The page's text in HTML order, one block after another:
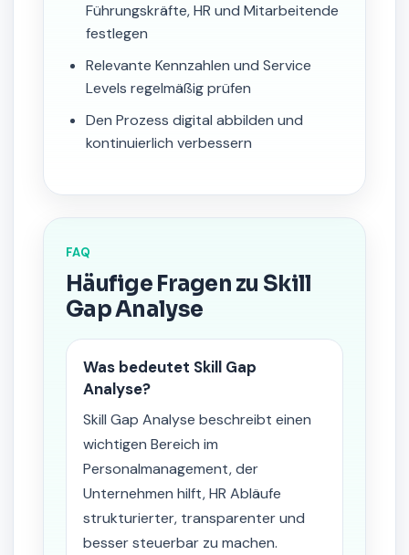
Führungskräfte, HR und Mitarbeitende
festlegen
Relevante Kennzahlen und Service
Levels regelmäßig prüfen
Den Prozess digital abbilden und
kontinuierlich verbessern
FAQ
Häufige Fragen zu Skill
Gap Analyse
Was bedeutet Skill Gap
Analyse?
Skill Gap Analyse beschreibt einen
wichtigen Bereich im
Personalmanagement, der
Unternehmen hilft, HR Abläufe
strukturierter, transparenter und
besser steuerbar zu machen.